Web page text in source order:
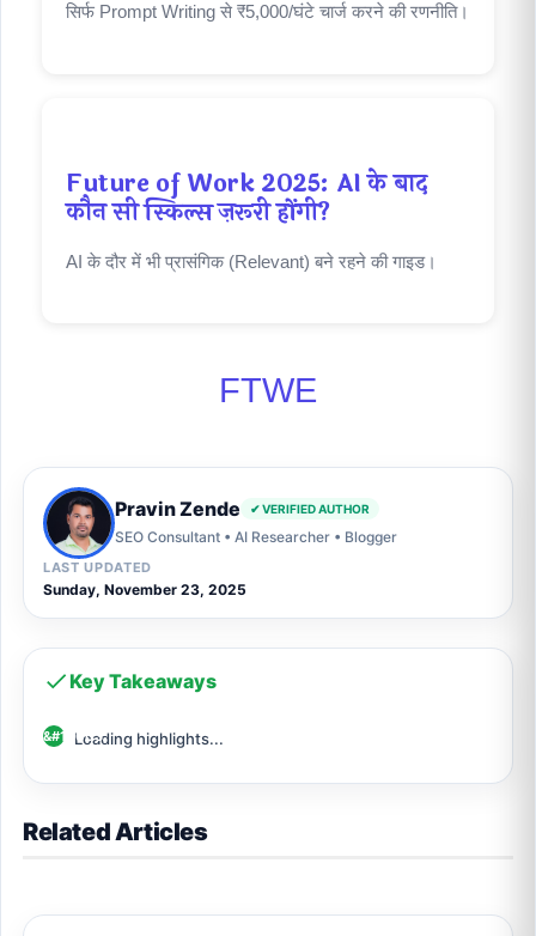
सिर्फ Prompt Writing से ₹5,000/घंटे चार्ज करने की रणनीति।
Future of Work 2025: AI के बाद
कौन सी स्किल्स ज़रूरी होंगी?
AI के दौर में भी प्रासंगिक (Relevant) बने रहने की गाइड।
FTWE
Pravin Zende ✔ VERIFIED AUTHOR
SEO Consultant • AI Researcher • Blogger
LAST UPDATED
Sunday, November 23, 2025
Key Takeaways
Loading highlights...
Related Articles